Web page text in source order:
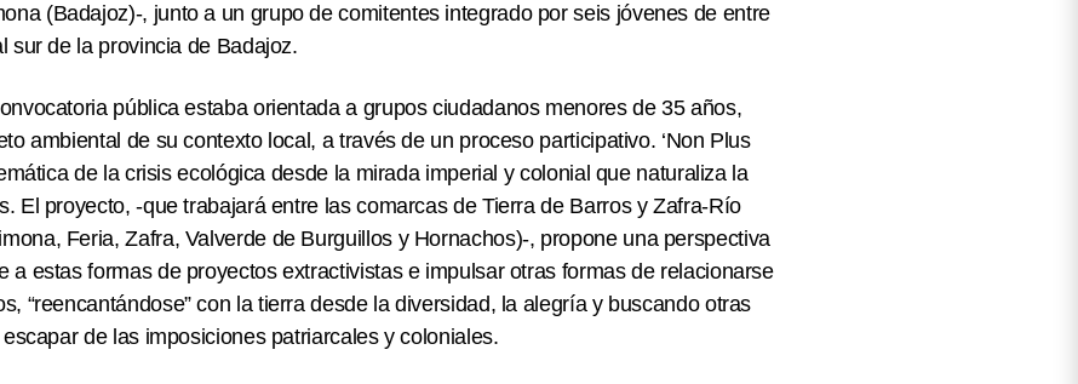
(Badajoz)-, junto a un grupo de comitentes integrado por seis jóvenes de entre
sur de la provincia de Badajoz.
pública estaba orientada a grupos ciudadanos menores de 35 años,
ambiental de su contexto local, a través de un proceso participativo. ‘Non Plus
de la crisis ecológica desde la mirada imperial y colonial que naturaliza la
. El proyecto, -que trabajará entre las comarcas de Tierra de Barros y Zafra-Río
Feria, Zafra, Valverde de Burguillos y Hornachos)-, propone una perspectiva
a estas formas de proyectos extractivistas e impulsar otras formas de relacionarse
“reencantándose” con la tierra desde la diversidad, la alegríay buscando otras
de las imposiciones patriarcales y coloniales.